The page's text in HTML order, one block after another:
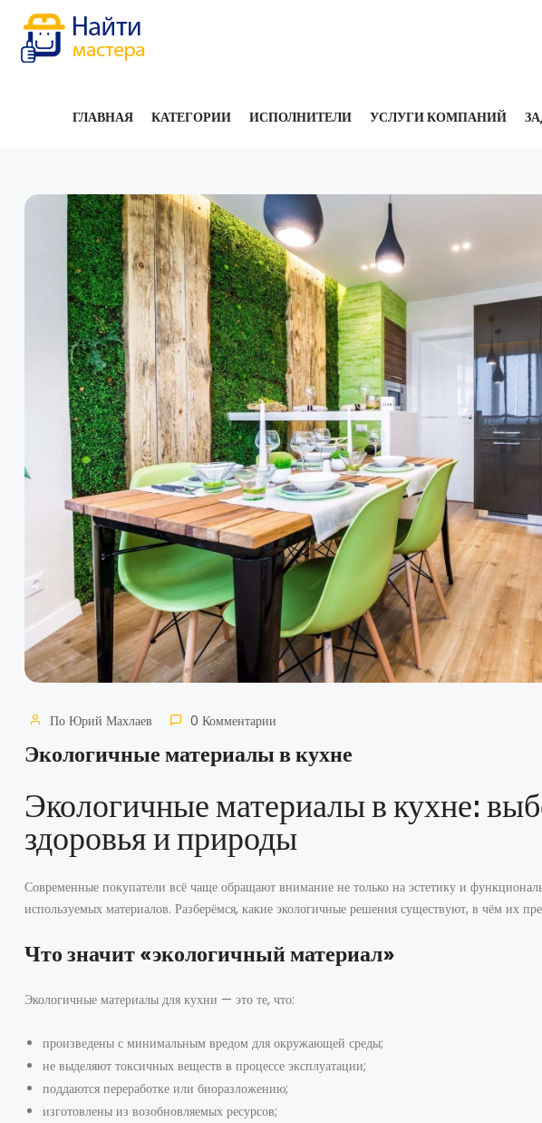
ГЛАВНАЯ КАТЕГОРИИ ИСПОЛНИТЕЛИ УСЛУГИ КОМПАНИЙ
По Юрий Махлаев 0 Комментарии
Экологичные материалы в кухне
Экологичные материалы в кухне:
здоровья и природы
Современные покупатели всё чаще обращают внимание не только на эстетику и
используемых материалов. Разберёмся, какие экологичные решения существуют, в чём их
Что значит «экологичный материал»
Экологичные материалы для кухни — это те, что:
произведены с минимальным вредом для окружающей среды;
не выделяют токсичных веществ в процессе эксплуатации;
поддаются переработке или биоразложению;
изготовлены из возобновляемых ресурсов;